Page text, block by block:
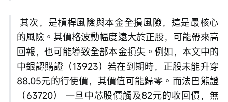
的風險。其價格波動幅度遠大於正股，可能帶來高
回報，也可能導致全部本金損失。例如，本文中的
中銀認購證（13923）若在到期時，正股未能升穿
88.05元的行使價，其價值可能歸零。而法巴熊證
（63720） 一旦中芯股價觸及82元的收回價，無